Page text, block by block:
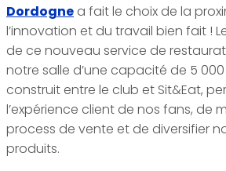
Dordogne a fait le choix de la
l’innovation et du travail bien fait !
de ce nouveau service de
notre salle d’une capacité de 5
construit entre le club et Sit&Eat,
l’expérience client de nos fans, de
process de vente et de diversifier
produits.